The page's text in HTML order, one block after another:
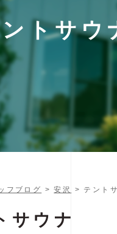
トサウ
フブログ >安沢 > テント
サウナ